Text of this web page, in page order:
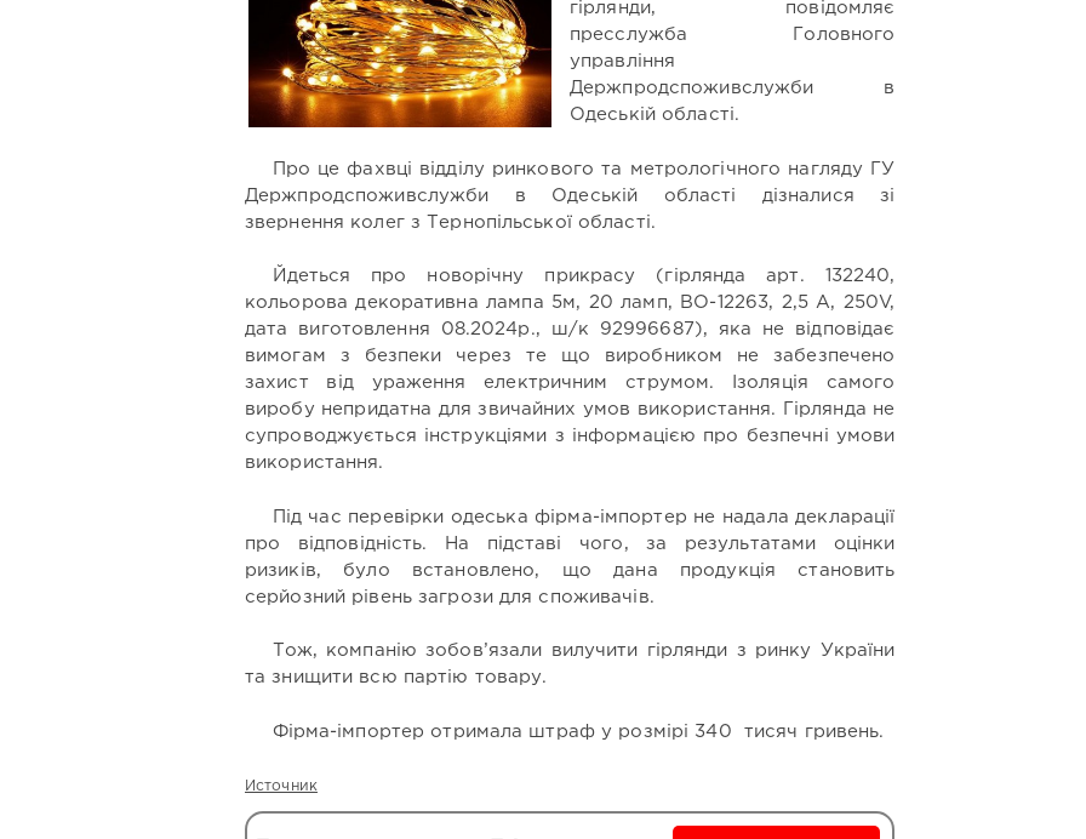
гірлянди, повідомляє
пресслужба Головного
управління
Держпродспоживслужби в
Одеській області.
Про це фахвці відділу ринкового та метрологічного нагляду ГУ
Держпродспоживслужби в Одеській області дізналися зі
звернення колег з Тернопільської області.
Йдеться про новорічну прикрасу (гірлянда арт. 132240,
кольорова декоративна лампа 5м, 20 ламп, ВО-12263, 2,5 А, 250V,
дата виготовлення 08.2024р., ш/к 92996687), яка не відповідає
вимогам з безпеки через те що виробником не забезпечено
захист від ураження електричним струмом. Ізоляція самого
виробу непридатна для звичайних умов використання. Гірлянда не
супроводжується інструкціями з інформацією про безпечні умови
використання.
Під час перевірки одеська фірма-імпортер не надала декларації
про відповідність. На підставі чого, за результатами оцінки
ризиків, було встановлено, що дана продукція становить
серйозний рівень загрози для споживачів.
Тож, компанію зобов’язали вилучити гірлянди з ринку України
та знищити всю партію товару.
Фірма-імпортер отримала штраф у розмірі 340 тисяч гривень.
Источник